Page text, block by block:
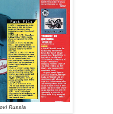
Russia